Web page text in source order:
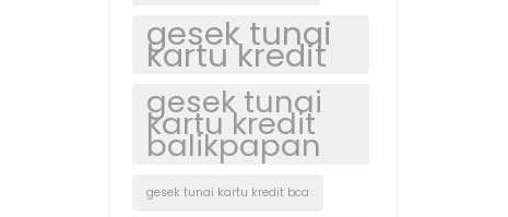
gesek tunai
kartu kredit
gesek tunai
kartu kredit
balikpapan
gesek tunai kartu kredit bca